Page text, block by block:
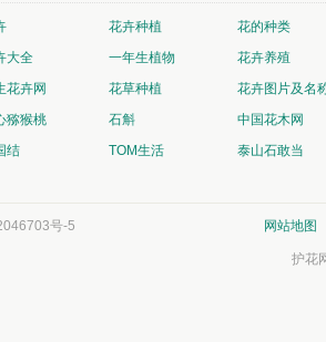
花卉种植
花的种类
大全 一年生植物
花卉养殖
花卉网 花草种植
花卉图片及名
猕猴桃 石斛
中国花木网
结 TOM生活 泰山石敢当
号-5 网站地图
护花